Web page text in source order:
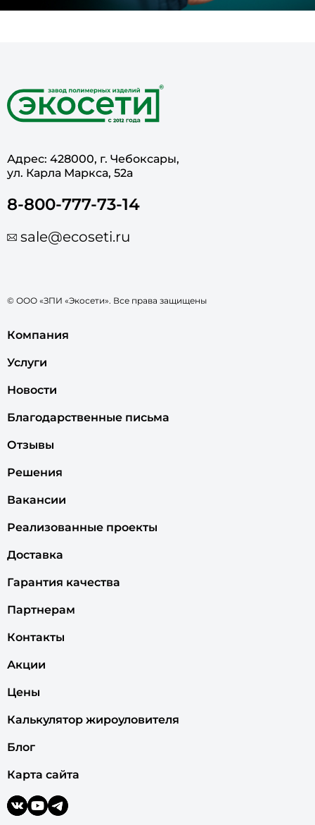
Адрес: 428000, г. Чебоксары,
ул. Карла Маркса, 52а
8-800-777-73-14
sale@ecoseti.ru
© ООО «ЗПИ «Экосети». Все права защищены
Компания
Услуги
Новости
Благодарственные письма
Отзывы
Решения
Вакансии
Реализованные проекты
Доставка
Гарантия качества
Партнерам
Контакты
Акции
Цены
Калькулятор жироуловителя
Блог
Карта сайта